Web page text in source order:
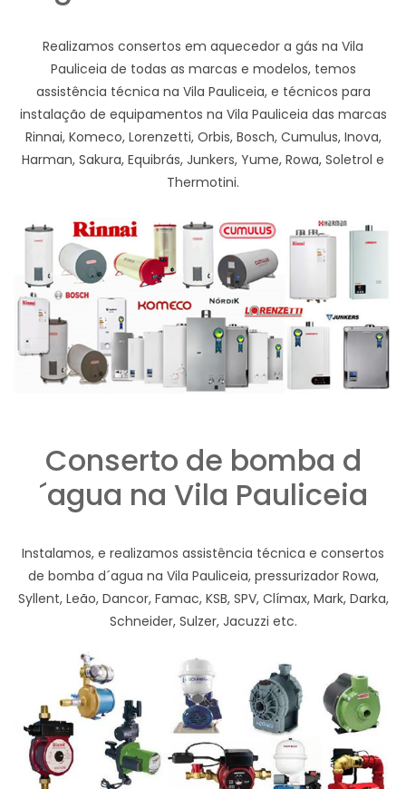
Realizamos consertos em aquecedor a gás na Vila
Pauliceia de todas as marcas e modelos, temos
assistência técnica na Vila Pauliceia, e técnicos para
instalação de equipamentos na Vila Pauliceia das marcas
Rinnai, Komeco, Lorenzetti, Orbis, Bosch, Cumulus, Inova,
Harman, Sakura, Equibrás, Junkers, Yume, Rowa, Soletrol e
Thermotini.
Conserto de bomba d
´agua na Vila Pauliceia
Instalamos, e realizamos assistência técnica e consertos
de bomba d´agua na Vila Pauliceia, pressurizador Rowa,
Syllent, Leão, Dancor, Famac, KSB, SPV, Clímax, Mark, Darka,
Schneider, Sulzer, Jacuzzi etc.